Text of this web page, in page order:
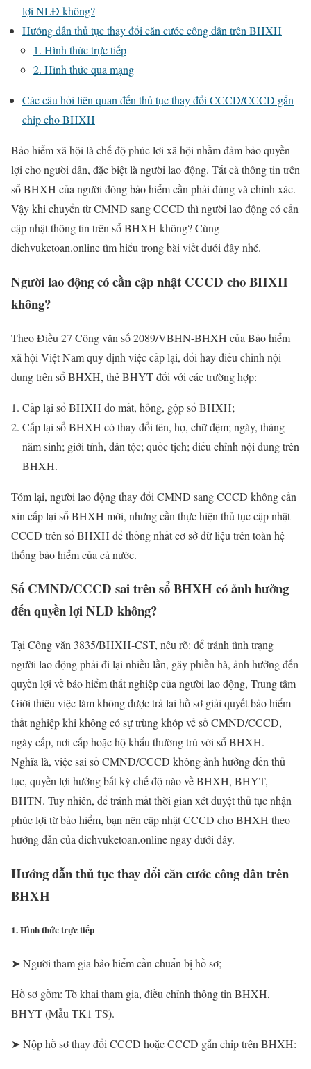
lợi NLĐ không?
Hướng dẫn thủ tục thay đổi căn cước công dân trên BHXH
1. Hình thức trực tiếp
2. Hình thức qua mạng
Các câu hỏi liên quan đến thủ tục thay đổi CCCD/CCCD gắn
chip cho BHXH
Bảo hiểm xã hội là chế độ phúc lợi xã hội nhằm đảm bảo quyền
lợi cho người dân, đặc biệt là người lao động. Tất cả thông tin trên
sổ BHXH của người đóng bảo hiểm cần phải đúng và chính xác.
Vậy khi chuyển từ CMND sang CCCD thì người lao động có cần
cập nhật thông tin trên sổ BHXH không? Cùng
dichvuketoan.online tìm hiểu trong bài viết dưới đây nhé.
Người lao động có cần cập nhật CCCD cho BHXH
không?
Theo Điều 27 Công văn số 2089/VBHN-BHXH của Bảo hiểm
xã hội Việt Nam quy định việc cấp lại, đổi hay điều chỉnh nội
dung trên sổ BHXH, thẻ BHYT đối với các trường hợp:
Cấp lại sổ BHXH do mất, hỏng, gộp sổ BHXH;
Cấp lại sổ BHXH có thay đổi tên, họ, chữ đệm; ngày, tháng
năm sinh; giới tính, dân tộc; quốc tịch; điều chỉnh nội dung trên
BHXH.
Tóm lại, người lao động thay đổi CMND sang CCCD không cần
xin cấp lại sổ BHXH mới, nhưng cần thực hiện thủ tục cập nhật
CCCD trên sổ BHXH để thống nhất cơ sở dữ liệu trên toàn hệ
thống bảo hiểm của cả nước.
Số CMND/CCCD sai trên sổ BHXH có ảnh hưởng
đến quyền lợi NLĐ không?
Tại Công văn 3835/BHXH-CST, nêu rõ: để tránh tình trạng
người lao động phải đi lại nhiều lần, gây phiền hà, ảnh hưởng đến
quyền lợi về bảo hiểm thất nghiệp của người lao động, Trung tâm
Giới thiệu việc làm không được trả lại hồ sơ giải quyết bảo hiểm
thất nghiệp khi không có sự trùng khớp về số CMND/CCCD,
ngày cấp, nơi cấp hoặc hộ khẩu thường trú với sổ BHXH.
Nghĩa là, việc sai số CMND/CCCD không ảnh hưởng đến thủ
tục, quyền lợi hưởng bất kỳ chế độ nào về BHXH, BHYT,
BHTN. Tuy nhiên, để tránh mất thời gian xét duyệt thủ tục nhận
phúc lợi từ bảo hiểm, bạn nên cập nhật CCCD cho BHXH theo
hướng dẫn của dichvuketoan.online ngay dưới đây.
Hướng dẫn thủ tục thay đổi căn cước công dân trên
BHXH
1. Hình thức trực tiếp
➤ Người tham gia bảo hiểm cần chuẩn bị hồ sơ;
Hồ sơ gồm: Tờ khai tham gia, điều chỉnh thông tin BHXH,
BHYT (Mẫu TK1-TS).
➤ Nộp hồ sơ thay đổi CCCD hoặc CCCD gắn chip trên BHXH: